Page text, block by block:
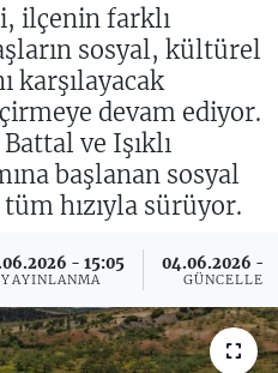
ilçenin farklı
sosyal, kültürel
karşılayacak
devam ediyor.
ve Işıklı
başlanan sosyal
hızıyla sürüyor.
- 15:05
YAYINLANMA
04.06.2026 -